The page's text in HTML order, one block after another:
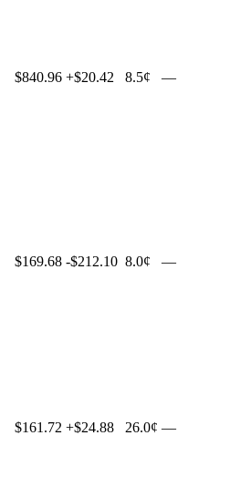
$840.96 +$20.42 8.5¢ —
$169.68 -$212.10 8.0¢ —
$161.72 +$24.88 26.0¢ —